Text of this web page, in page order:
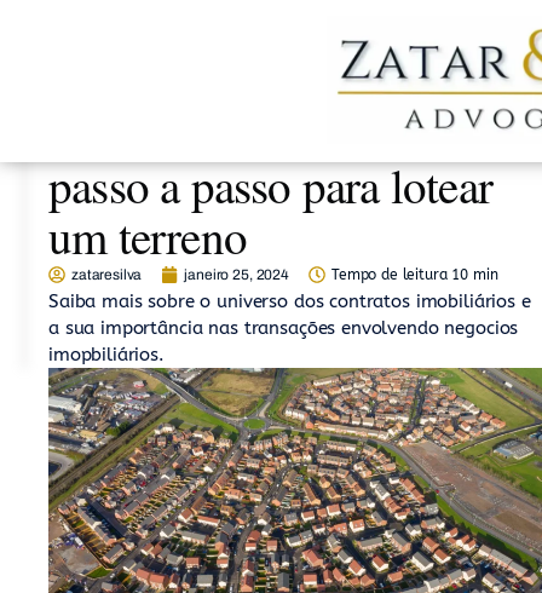
Navegue
por
tópicos
Loteamentos: Entenda o
passo a passo para lotear
um terreno
zataresilva janeiro 25, 2024 Tempo de leitura 10 min
Saiba mais sobre o universo dos contratos imobiliários e
a sua importância nas transações envolvendo negocios
imopbiliários.